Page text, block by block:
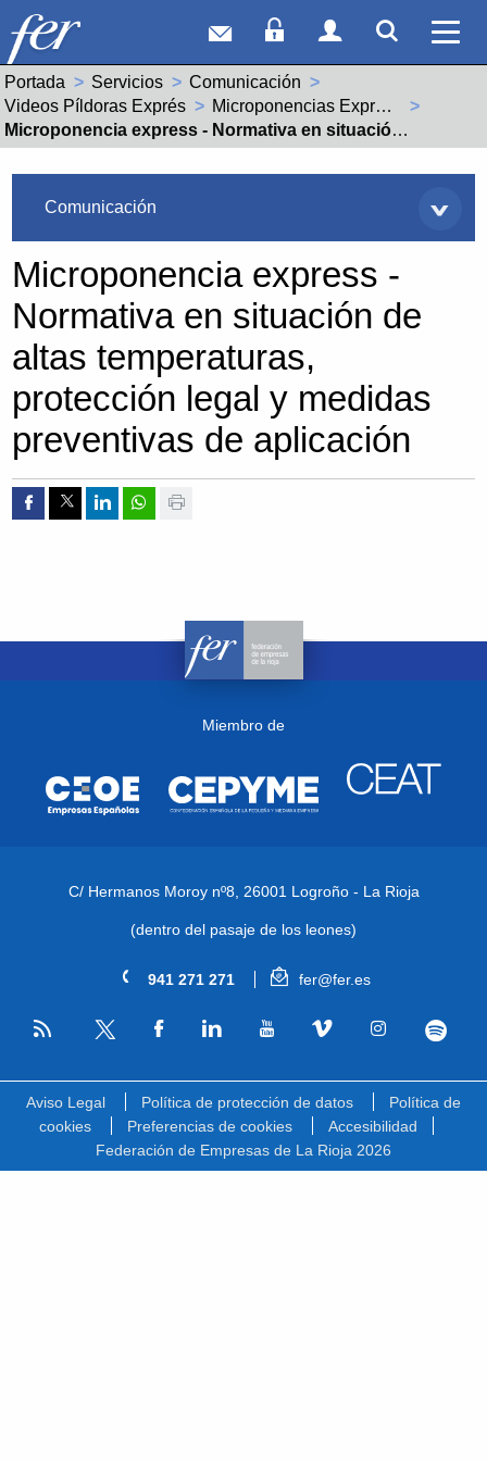
Correo webAcceso Socios
Acceso
Portada Servicios
Comunicación
Videos Píldoras Exprés
Microponencias Express - Laboral
Actual:
Microponencia express - Normativa en situación de altas temperaturas, protección legal y medidas preventivas de aplicación
Comunicación
Microponencia express -
Normativa en situación de
altas temperaturas,
protección legal y medidas
preventivas de aplicación
Compartir por Facebook
Compartir por Twitter
Compartir por Linkedin
Compartir por whatsapp
Imprimir
Miembro de
C/ Hermanos Moroy nº8, 26001 Logroño - La Rioja
(dentro del pasaje de los leones)
941 271 271 fer@fer.es
RSS
Aviso Legal Política de protección de datos
Política de
cookies
Preferencias de cookies
Accesibilidad
Federación de Empresas de La Rioja 2026